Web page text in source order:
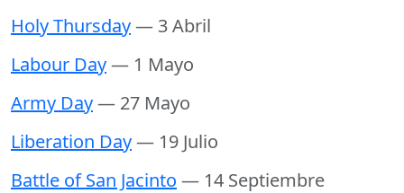
Holy Thursday— 3 Abril
Labour Day— 1 Mayo
Army Day— 27 Mayo
Liberation Day— 19 Julio
Battle of San Jacinto — 14 Septiembre